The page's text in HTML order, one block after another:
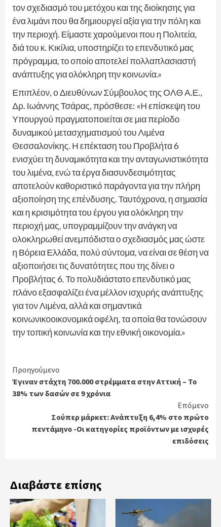
τον σχεδιασμό του μετόχου και της διοίκησης για
ένα λιμάνι που θα δημιουργεί αξία για την πόλη και
την περιοχή. Είμαστε χαρούμενοι που η Πολιτεία,
διά του κ. Κικίλια, υποστηρίζει το επενδυτικό μας
πρόγραμμα, το οποίο αποτελεί πολλαπλασιαστή
ανάπτυξης για ολόκληρη την κοινωνία.»
Επιπλέον, ο Διευθύνων Σύμβουλος της ΟΛΘ Α.Ε.,
Δρ. Ιωάννης Τσάρας, πρόσθεσε: «Η επίσκεψη του
Υπουργού πραγματοποιείται σε μια περίοδο
δυναμικού μετασχηματισμού του Λιμένα
Θεσσαλονίκης. Η επέκταση του Προβλήτα 6
ενισχύει τη δυναμικότητα και την ανταγωνιστικότητα
του λιμένα, ενώ τα έργα διασυνδεσιμότητας
αποτελούν καθοριστικό παράγοντα για την πλήρη
αξιοποίηση της επένδυσης. Ταυτόχρονα, η σημασία
και η κρισιμότητα του έργου για ολόκληρη την
περιοχή μας, υπογραμμίζουν την ανάγκη να
ολοκληρωθεί ανεμπόδιστα ο σχεδιασμός μας ώστε
η Βόρεια Ελλάδα, πολύ σύντομα, να είναι σε θέση να
αξιοποιήσει τις δυνατότητες που της δίνει ο
Προβλήτας 6. Το πολυδιάστατο επενδυτικό μας
πλάνο εξασφαλίζει ένα μέλλον ισχυρής ανάπτυξης
για τον Λιμένα, αλλά και σημαντικά
κοινωνικοοικονομικά οφέλη, τα οποία θα τονώσουν
την τοπική κοινωνία και την εθνική οικονομία.»
Continue
Reading
Προηγούμενο
Έγιναν στάχτη 700.000 στρέμματα στην Αττική – Το
38% των δασών σε 9 χρόνια
Επόμενο
Σούπερ μάρκετ: Ανάπτυξη 6,4% στο πρώτο
πεντάμηνο -Οι κατηγορίες προϊόντων με ισχυρές
επιδόσεις
Διαβάστε επίσης